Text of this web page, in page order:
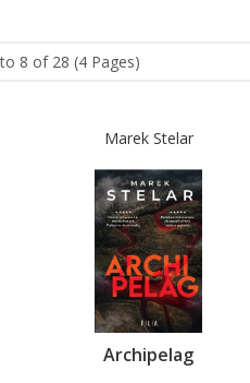
8 of 28 (4 Pages)
Marek Stelar
Archipelag